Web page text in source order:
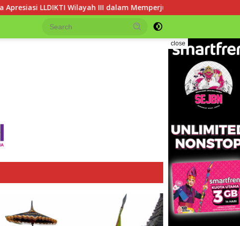
Memperjuangkan Eksistensi Perguruan Tinggi Swasta
close